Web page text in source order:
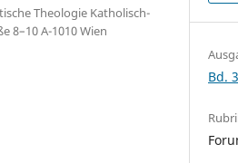
Theologie Katholisch-
8–10 A-1010 Wien
Bd.